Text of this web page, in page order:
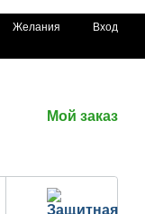
Желания Вход
Мой заказ